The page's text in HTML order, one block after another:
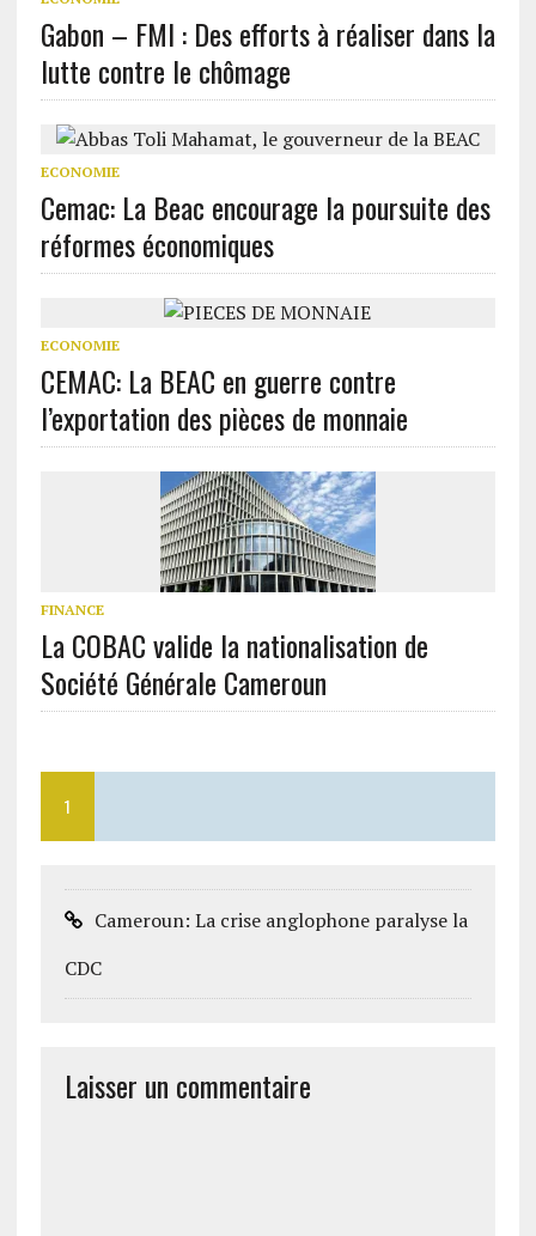
Gabon – FMI : Des efforts à réaliser dans la
lutte contre le chômage
ECONOMIE
Cemac: La Beac encourage la poursuite des
réformes économiques
ECONOMIE
CEMAC: La BEAC en guerre contre
l’exportation des pièces de monnaie
FINANCE
La COBAC valide la nationalisation de
Société Générale Cameroun
1
Cameroun: La crise anglophone paralyse la
CDC
Laisser un commentaire